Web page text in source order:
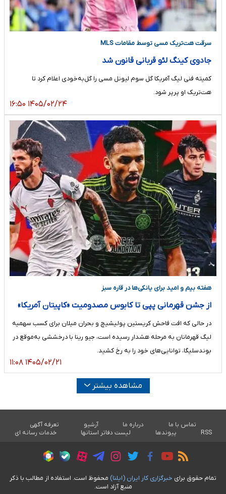
سرقت هت‌تریک مسی توسط مقامات MLS
جادوی کینگ لئو قربانی قانون شد
کمیته فنی لیگ آمریکا گل سوم لیونل مسی را گل‌به‌خودی اعلام کرد تا
هت‌تریک او پرپر شود.
۱۴۰۵/۰۲/۲۴ ۱۶:۵۰
هفته بیم و امید برای یانکی‌ها در قاره سبز
از جشن قهرمانی پپی تا کابوس مصدومیت «کاپیتان آمریکا»
در حالی که افت فاحش کریستین پولیشیچ و بحران میلان برای کسب سهمیه
لیگ قهرمانان به مرحله هشدار رسیده است، جیو رینا با درخششی به‌موقع در
بوندسلیگا، توانایی‌های خود را به رخ کشید.
۱۴۰۵/۰۲/۲۱ ۱۱:۰۸
مشاهده بیشتر
تماس با ما درباره ما آرشیو
تعرفه آگهی
RSS
پیوندها لیست دفاتر استانها خدمات رسانه ای
تمام حقوق برای خبرگزاری کار ايران (ايلنا) محفوظ است. استفاده از مطالب با ذکر
منبع آزاد است.